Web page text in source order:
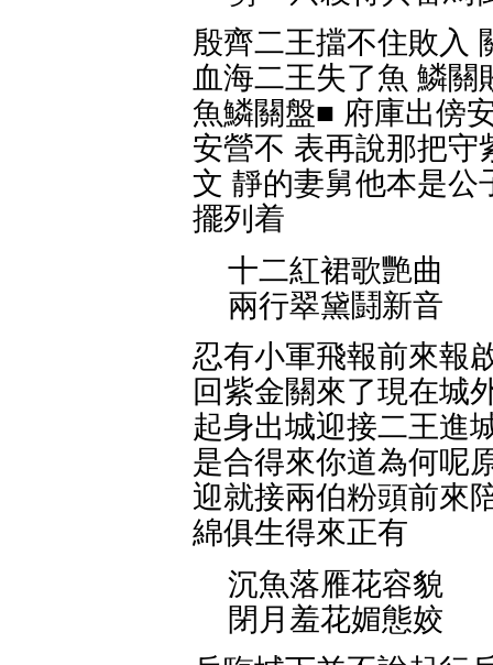
殷齊二王擋不住敗入
血海二王失了魚 鱗
魚鱗關盤■ 府庫出傍
安營不 表再說那把守
文 靜的妻舅他本是公
擺列着
十二紅裙歌艷曲
兩行翠黛鬪新音
忍有小軍飛報前來報
回紫金關來了現在城
起身出城迎接二王進
是合得來你道為何呢
迎就接兩伯粉頭前來
綿俱生得來正有
沉魚落雁花容貌
閉月羞花媚態姣